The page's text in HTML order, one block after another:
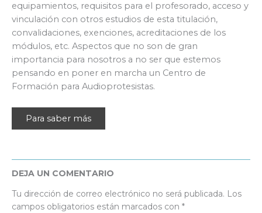
equipamientos, requisitos para el profesorado, acceso y
vinculación con otros estudios de esta titulación,
convalidaciones, exenciones, acreditaciones de los
módulos, etc. Aspectos que no son de gran
importancia para nosotros a no ser que estemos
pensando en poner en marcha un Centro de
Formación para Audioprotesistas.
Para saber más
DEJA UN COMENTARIO
Tu dirección de correo electrónico no será publicada. Los
campos obligatorios están marcados con *